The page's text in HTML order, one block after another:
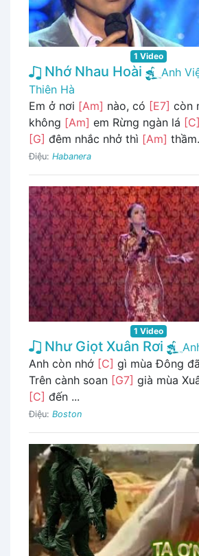
1 Video
Nhớ Nhau Hoài
Anh
Thiên Hà
Em ở nơi [Am] nào, có [E7] còn
không [Am] em Rừng ngàn lá [C]
[G] đêm nhắc nhở thì [Am]
Điệu: Habanera
1 Video
Như Giọt Xuân Rơi
Anh còn nhớ [C] gì mùa Đông đã
Trên cành soan [G7] già mùa
[C] đến ...
Điệu: Boston